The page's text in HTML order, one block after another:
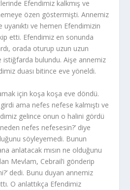
Efendimiz kalkmış ve
özen göstermişti. Annemiz
ve hemen Efendimizin
etti. Efendimiz en sonunda
orada oturup uzun uzun
istiğfarda bulundu. Aişe annemiz
duası bitince eve yöneldi.
için koşa koşa eve döndü.
ama nefes nefese kalmıştı ve
gelince onun o halini gördü
nefes nefesesin?’ diye
söyleyemedi. Bunun
anlatacak mısın ne olduğunu
Mevlam, Cebrail’i gönderip
dedi. Bunu duyan annemiz
O anlattıkça Efendimiz